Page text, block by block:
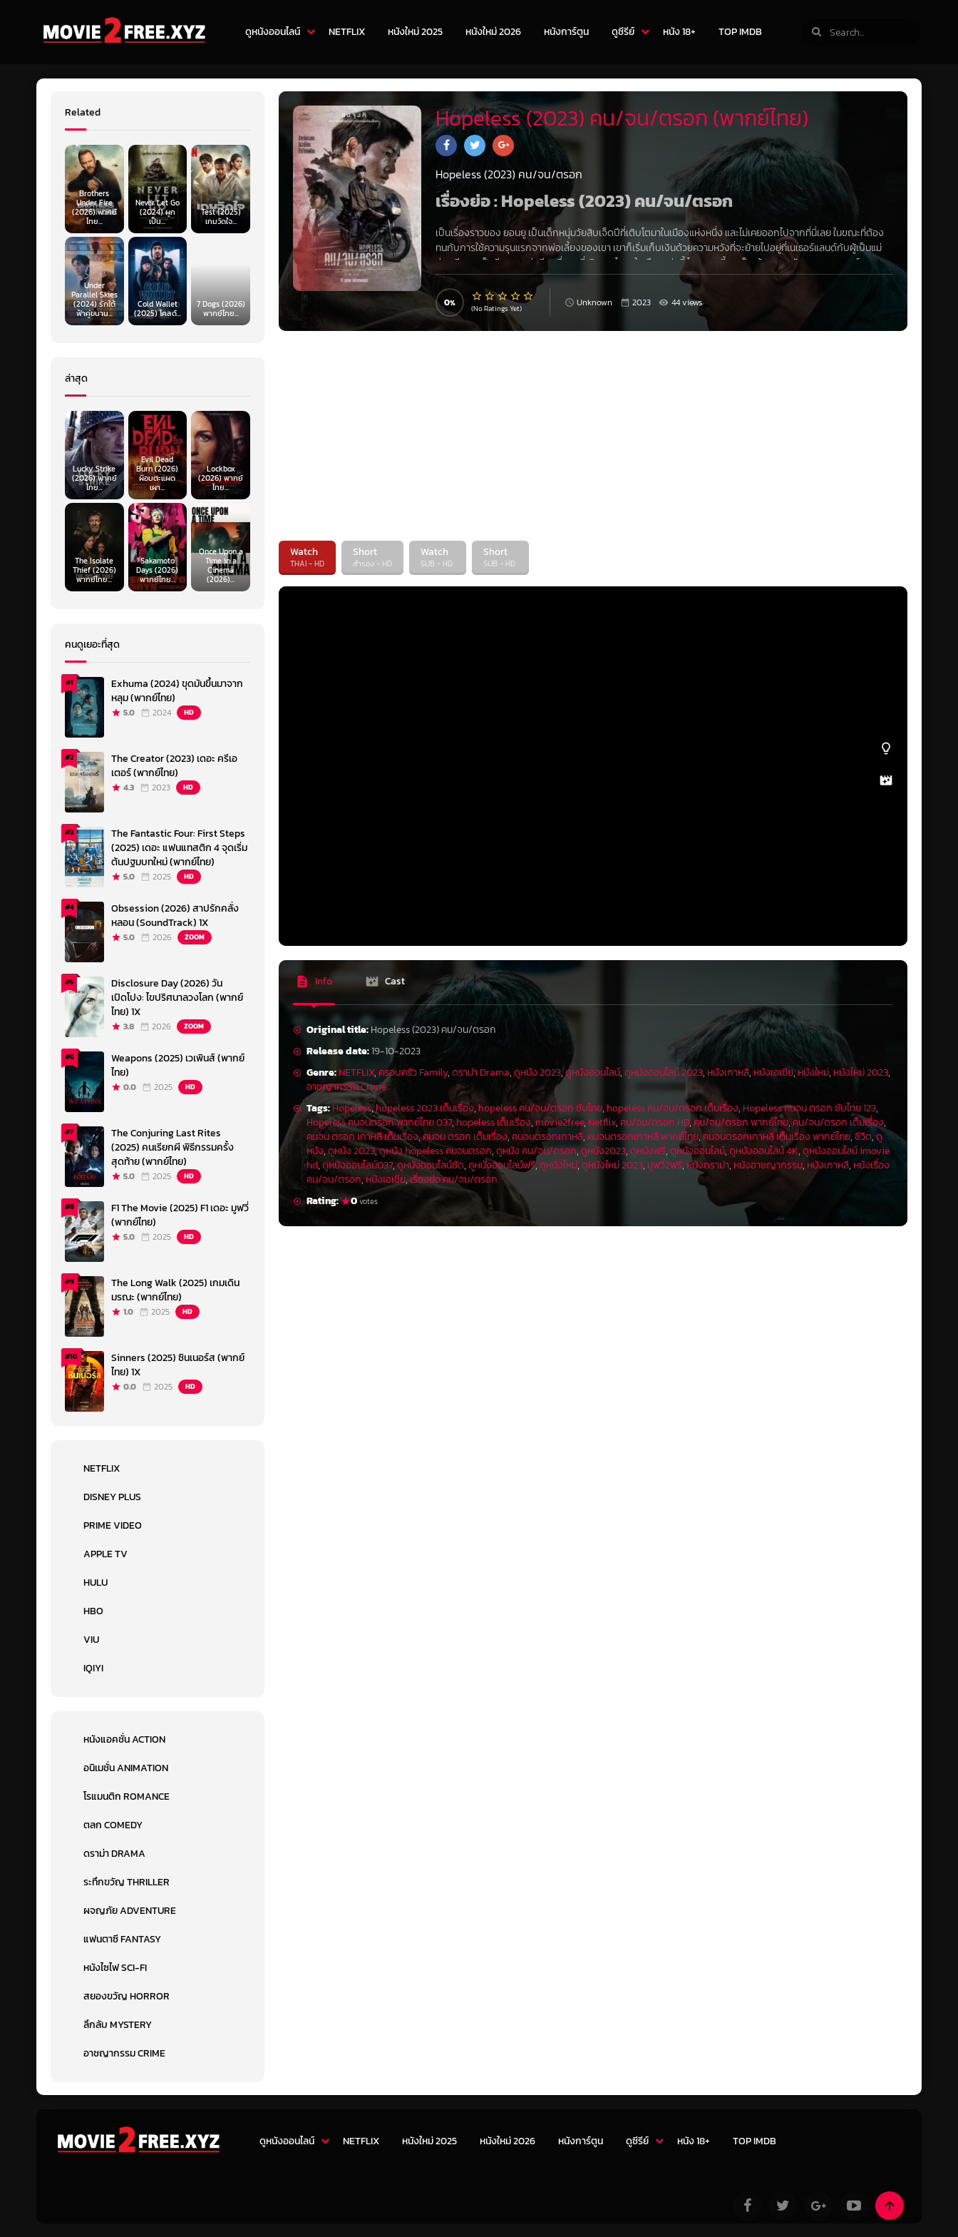
ดูหนังออนไลน์ NETFLIX หนังใหม่ 2025 หนังใหม่ 2026 หนังการ์ตูน ดูซีรีย์ หนัง 18+ TOP IMDB
Hopeless (2023) คน/จน/ตรอก (พากย์ไทย)
Hopeless (2023) คน/จน/ตรอก
เรื่องย่อ : Hopeless (2023) คน/จน/ตรอก
เป็นเรื่องราวของ ยอนยู เป็นเด็กหนุ่มวัยสิบเจ็ดปีที่เติบโตมาในเมืองแห่งหนึ่ง และไม่เคยออกไปจากที่นี่เลย ในขณะที่ต้อง
ทนกับการใช้ความรุนแรกจากพ่อเลี้ยงของเขา เขาก็เริ่มเก็บเงินด้วยความหวังที่จะย้ายไปอยู่ที่เนเธอร์แลนด์กับผู้เป็นแม่
ส่วน ชียอน เป็นอีกชายหนุ่มอีกหนึ่งคนที่เกิดและโตมาในเมืองแห่งนี้ โดยตอนนี้เขาเป็นเจ้านายระดับกลางขององค์กร
อาชญากรรมแห่งหนึ่ง โดยเข้าเรียนมาตั้งแต่วัยเยาว์ว่าโลกนี้คือนรก และเขาจะทำทุกอย่างเพื่อหลุดพ้นจากมัน
0 (No Ratings Yet) Unknown 2023 44 views
Watch
THAI - HD
Short
สำรอง - HD
Watch
SUB - HD
Short
SUB - HD
Info Cast
Original title:Hopeless (2023) คน/จน/ตรอก
Release date:19-10-2023
Genre:NETFLIX, ครอบครัว Family,ดราม่า Drama,ดูหนัง 2023,ดูหนังออนไลน์,ดูหนังออนไลน์ 2023, หนังเกาหลี, หนังเอเชีย,หนังใหม่, หนังใหม่ 2023,
อาชญากรรม Crime
Tags:Hopeless,hopeless 2023 เต็มเรื่อง, hopeless คน/จน/ตรอก ซับไทย, hopeless คน/จน/ตรอก เต็มเรื่อง, Hopeless คนจน ตรอก ซับไทย 123,
Hopeless คนจนตรอก พากย์ไทย 037, hopeless เต็มเรื่อง, movie2free, Netflix, คน/จน/ตรอก HD, คน/จน/ตรอก พากย์ไทย, คน/จน/ตรอก เต็มเรื่อง,
คนจน ตรอก เกาหลี เต็มเรื่อง,คนจน ตรอก เต็มเรื่อง, คนจนตรอกเกาหลี, คนจนตรอกเกาหลี พากย์ไทย,คนจนตรอกเกาหลี เต็มเรื่อง พากย์ไทย,ชีวิต,ดู
หนัง,ดูหนัง 2023,ดูหนัง hopeless คนจนตรอก,ดูหนัง คน/จน/ตรอก,ดูหนัง2023,ดูหนังฟรี,ดูหนังออนไลน์,ดูหนังออนไลน์ 4K,ดูหนังออนไลน์ imovie
hd,ดูหนังออนไลน์037,ดูหนังออนไลน์ชัด,ดูหนังออนไลน์ฟรี,ดูหนังใหม่,ดูหนังใหม่ 2023, มูฟวี่2ฟรี, หนังดราม่า, หนังอาชญากรรม, หนังเกาหลี, หนังเรื่อง
คน/จน/ตรอก,หนังเอเชีย,เรื่องย่อ คน/จน/ตรอก
Rating:
0votes
Related
Brothers
Under Fire
(2026) พากย์
ไทย...
Never Let Go
(2024) ผูก
เป็น...
Test (2025)
เกมวัดใจ...
Under
Parallel Skies
(2024) รักใต้
ฟ้าคู่ขนาน...
Cold Wallet
(2025) โคลด์...
7 Dogs (2026)
พากย์ไทย...
ล่าสุด
Lucky Strike
(2026) พากย์
ไทย...
Evil Dead
Burn (2026)
ผีอมตะแผด
เผา...
Lockbox
(2026) พากย์
ไทย...
The Isolate
Thief (2026)
พากย์ไทย...
Sakamoto
Days (2026)
พากย์ไทย...
Once Upon a
Time in a
Cinema
(2026)...
คนดูเยอะที่สุด
#1
Exhuma (2024) ขุดมันขึ้นมาจาก
หลุม (พากย์ไทย)
5.0 2024 HD
#2
The Creator (2023) เดอะ ครีเอ
เตอร์ (พากย์ไทย)
4.3 2023 HD
#3
The Fantastic Four: First Steps
(2025) เดอะ แฟนแทสติก 4 จุดเริ่ม
ต้นปฐมบทใหม่ (พากย์ไทย)
5.0 2025 HD
#4
Obsession (2026) สาปรักคลั่ง
หลอน (SoundTrack) 1X
5.0 2026 ZOOM
#5
Disclosure Day (2026) วัน
เปิดโปง: ไขปริศนาลวงโลก (พากย์
ไทย) 1X
3.8 2026 ZOOM
#6
Weapons (2025) เวเพินส์ (พากย์
ไทย)
0.0 2025 HD
#7
The Conjuring Last Rites
(2025) คนเรียกผี พิธีกรรมครั้ง
สุดท้าย (พากย์ไทย)
5.0 2025 HD
#8
F1 The Movie (2025) F1 เดอะ มูฟวี่
(พากย์ไทย)
5.0 2025 HD
#9
The Long Walk (2025) เกมเดิน
มรณะ (พากย์ไทย)
1.0 2025 HD
#10
Sinners (2025) ซินเนอร์ส (พากย์
ไทย) 1X
0.0 2025 HD
NETFLIX
DISNEY PLUS
PRIME VIDEO
APPLE TV
HULU
HBO
VIU
IQIYI
หนังแอคชั่น ACTION
อนิเมชั่น ANIMATION
โรแมนติก ROMANCE
ตลก COMEDY
ดราม่า DRAMA
ระทึกขวัญ THRILLER
ผจญภัย ADVENTURE
แฟนตาซี FANTASY
หนังไซไฟ SCI-FI
สยองขวัญ HORROR
ลึกลับ MYSTERY
อาชญากรรม CRIME
ดูหนังออนไลน์ NETFLIX หนังใหม่ 2025 หนังใหม่ 2026 หนังการ์ตูน ดูซีรีย์ หนัง 18+ TOP IMDB